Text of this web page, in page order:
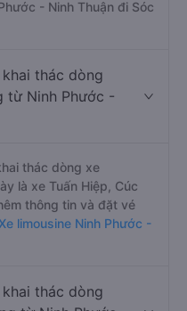
- Ninh Thuận đi Sóc
thác dòng
từ Ninh Phước -
thác dòng xe
là xe Tuấn Hiệp, Cúc
thông tin và đặt vé
Xe limousine Ninh Phước -
thác dòng